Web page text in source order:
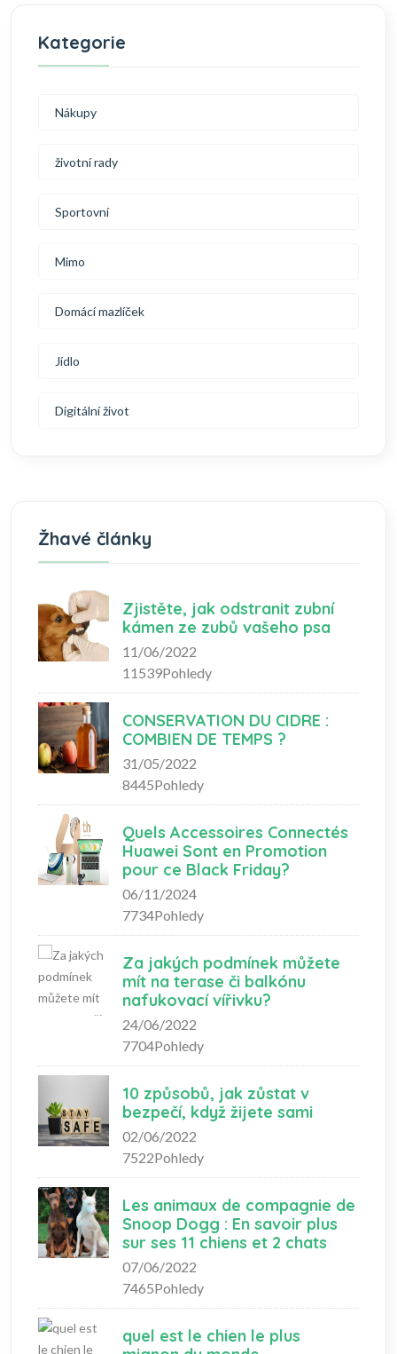
Kategorie
Nákupy
životní rady
Sportovní
Mimo
Domácí mazlíček
Jídlo
Digitální život
Žhavé články
Zjistěte, jak odstranit zubní
kámen ze zubů vašeho psa
11/06/2022
11539Pohledy
CONSERVATION DU CIDRE :
COMBIEN DE TEMPS ?
31/05/2022
8445Pohledy
Quels Accessoires Connectés
Huawei Sont en Promotion
pour ce Black Friday?
06/11/2024
7734Pohledy
Za jakých podmínek můžete
mít na terase či balkónu
nafukovací vířivku?
24/06/2022
7704Pohledy
10 způsobů, jak zůstat v
bezpečí, když žijete sami
02/06/2022
7522Pohledy
Les animaux de compagnie de
Snoop Dogg : En savoir plus
sur ses 11 chiens et 2 chats
07/06/2022
7465Pohledy
quel est le chien le plus